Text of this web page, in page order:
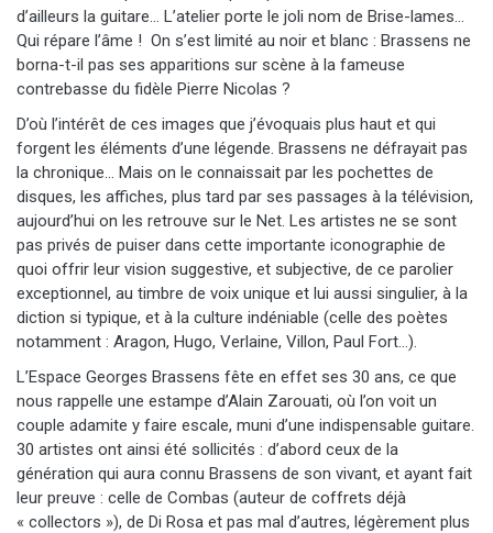
d’ailleurs la guitare… L’atelier porte le joli nom de Brise-lames…
Qui répare l’âme ! On s’est limité au noir et blanc : Brassens ne
borna-t-il pas ses apparitions sur scène à la fameuse
contrebasse du fidèle Pierre Nicolas ?
D’où l’intérêt de ces images que j’évoquais plus haut et qui
forgent les éléments d’une légende. Brassens ne défrayait pas
la chronique… Mais on le connaissait par les pochettes de
disques, les affiches, plus tard par ses passages à la télévision,
aujourd’hui on les retrouve sur le Net. Les artistes ne se sont
pas privés de puiser dans cette importante iconographie de
quoi offrir leur vision suggestive, et subjective, de ce parolier
exceptionnel, au timbre de voix unique et lui aussi singulier, à la
diction si typique, et à la culture indéniable (celle des poètes
notamment : Aragon, Hugo, Verlaine, Villon, Paul Fort…).
L’Espace Georges Brassens fête en effet ses 30 ans, ce que
nous rappelle une estampe d’Alain Zarouati, où l’on voit un
couple adamite y faire escale, muni d’une indispensable guitare.
30 artistes ont ainsi été sollicités : d’abord ceux de la
génération qui aura connu Brassens de son vivant, et ayant fait
leur preuve : celle de Combas (auteur de coffrets déjà
« collectors »), de Di Rosa et pas mal d’autres, légèrement plus